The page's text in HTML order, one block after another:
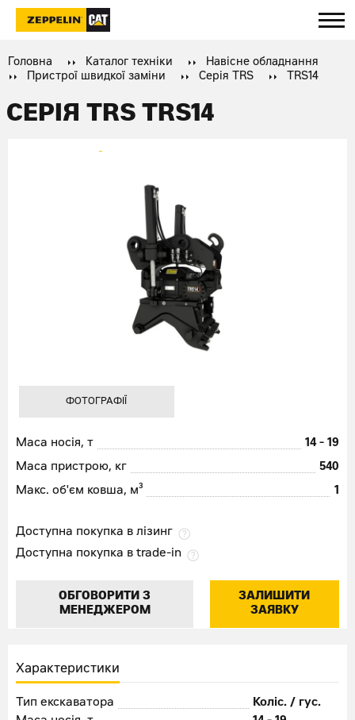
Головна Каталог техніки
Навісне обладнання
Пристрої швидкої заміни
Серія TRS TRS14
СЕРІЯ TRS TRS14
ФОТОГРАФІЇ
Маса носія, т
14 - 19
Маса пристрою, кг
540
Макс. об'єм ковша, м³
1
Доступна покупка в лізинг
Доступна покупка в trade-in
ОБГОВОРИТИ З
МЕНЕДЖЕРОМ
ЗАЛИШИТИ
ЗАЯВКУ
Характеристики
Тип екскаватора
Коліс. / гус.